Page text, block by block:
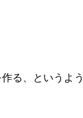
る、というよ